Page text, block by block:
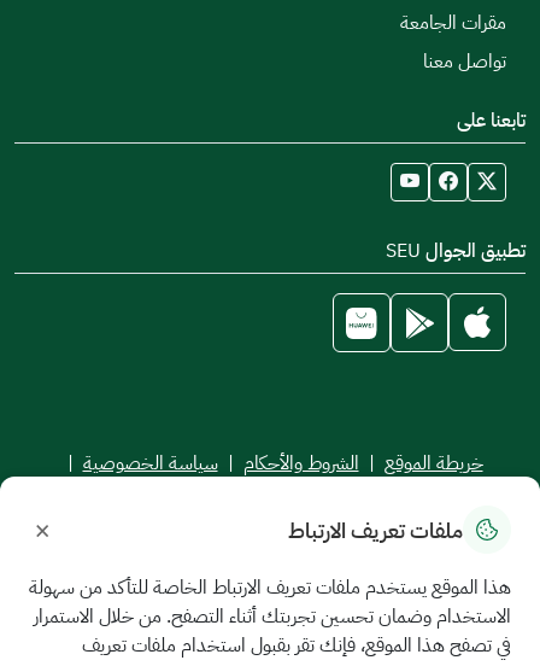
مقرات الجامعة
تواصل معنا
تابعنا على
تطبيق الجوال SEU
خريطة الموقع | الشروط والأحكام | سياسة الخصوصية |
جميع الحقوق محفوظة للجامعة السعودية الإلكترونية © 2026
ملفات تعريف الارتباط ×
هذا الموقع يستخدم ملفات تعريف الارتباط الخاصة للتأكد من سهولة
الاستخدام وضمان تحسين تجربتك أثناء التصفح. من خلال الاستمرار
في تصفح هذا الموقع، فإنك تقر بقبول استخدام ملفات تعريف